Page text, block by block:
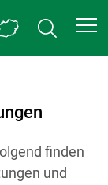
finden
und